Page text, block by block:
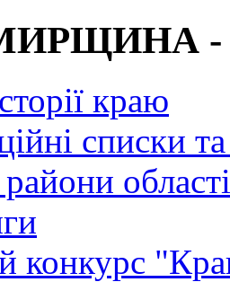
-
краю
списки
області
конкурс